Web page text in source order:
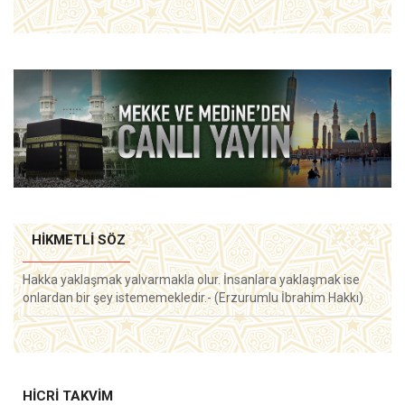
HIKMETLI SÖZ
Hakka yaklaşmak yalvarmakla olur. İnsanlara yaklaşmak ise
onlardan bir şey istememekledir.- (Erzurumlu İbrahim Hakkı)
HICRI TAKVIM